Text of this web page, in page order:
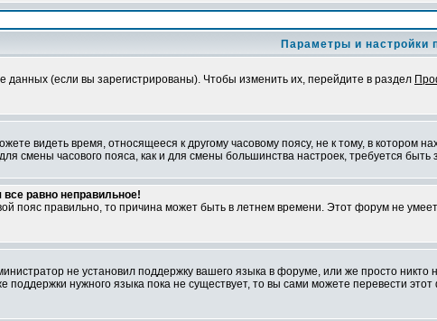
Параметры и настройки
данных (если вы зарегистрированы). Чтобы изменить их, перейдите в раздел
видеть время, относящееся к другому часовому поясу, не к тому, в котором
смены часового пояса, как и для смены большинства настроек, требуется
равно неправильное!
пояс правильно, то причина может быть в летнем времени. Этот форум не
не установил поддержку вашего языка в форуме, или же просто
поддержки нужного языка пока не существует, то вы сами можете перевести